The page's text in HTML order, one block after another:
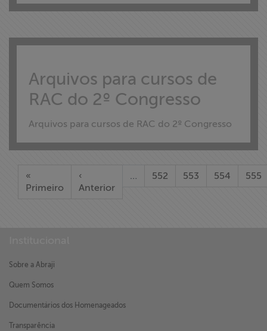
Arquivos para cursos de
RAC do 2º Congresso
Arquivos para cursos de RAC do 2º Congresso
«
Primeiro
‹
Anterior
… 552 553 554 555
Sobre a Abraji
Quem Somos
Documentários dos Homenageados
Transparência